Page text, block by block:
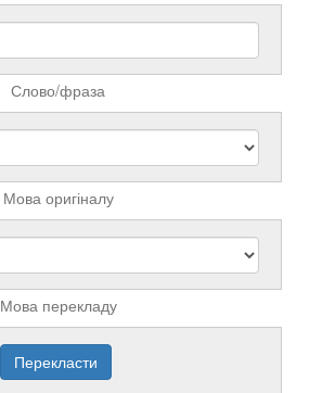
Слово/фраза
Мова оригіналу
Мова перекладу